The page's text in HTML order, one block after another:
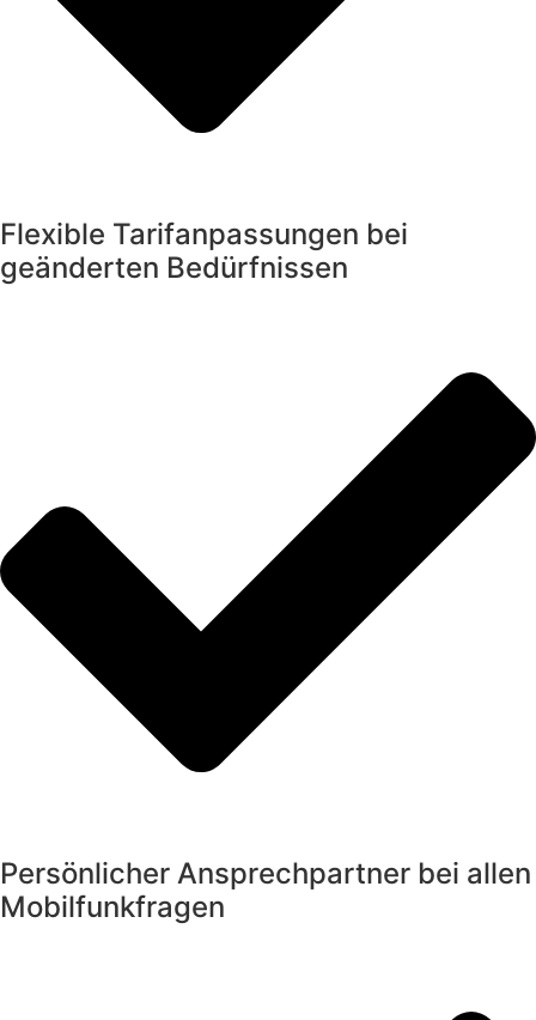
Flexible Tarifanpassungen bei
geänderten Bedürfnissen
Persönlicher Ansprechpartner bei allen
Mobilfunkfragen